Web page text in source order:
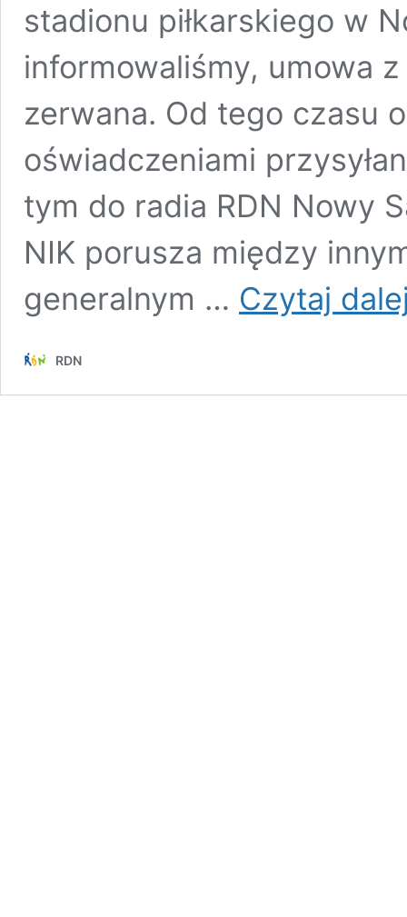
stadionu piłkarskiego w
informowaliśmy, umowa
zerwana. Od tego czasu
oświadczeniami
tym do radia RDN Nowy
NIK porusza między
generalnym … Czytaj
RDN